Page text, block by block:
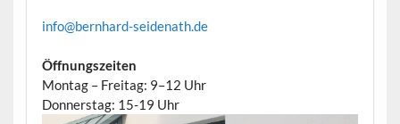
info@bernhard-seidenath.de
Öffnungszeiten
Montag – Freitag: 9–12 Uhr
Donnerstag: 15-19 Uhr